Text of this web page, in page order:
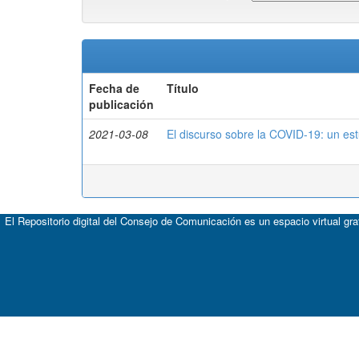
Fecha de
publicación
Título
2021-03-08 El discurso sobre la COVID-19: un
El Repositorio digital del Consejo de Comunicación es un espacio virtual